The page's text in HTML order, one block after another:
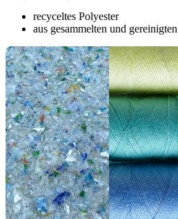
recyceltes Polyester
aus gesammelten und